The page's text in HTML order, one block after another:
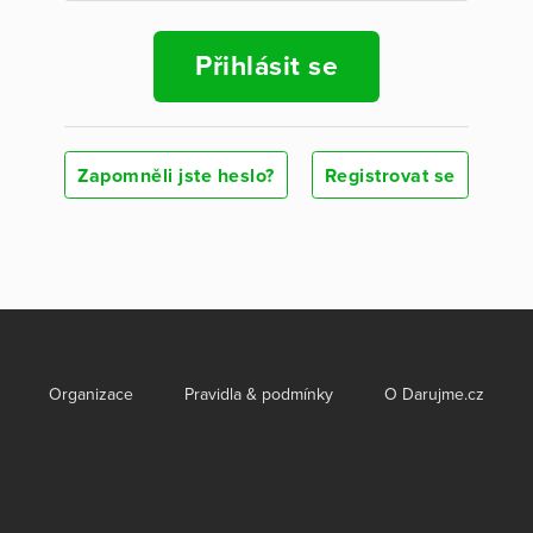
Přihlásit se
Zapomněli jste heslo? Registrovat se
Organizace Pravidla & podmínky O Darujme.cz